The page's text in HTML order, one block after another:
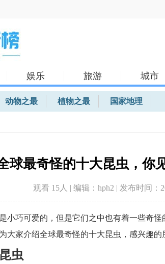
娱乐 旅游 城市
动物之最 植物之最 国家地理
球最奇怪的十大昆虫，你
观看 15 人 | 编辑：hph2 | 发布时间：
小巧可爱的，但是它们之中也有着一些奇
大家介绍全球最奇怪的十大昆虫，感兴趣的
虫